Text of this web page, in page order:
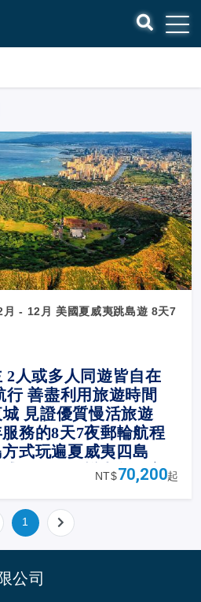
月 - 12月 美國夏威夷跳島遊 8天7
2人或多人同遊皆自在
行 善盡利用旅遊時間
見證優質慢活旅遊
務的8天7夜郵輪航程
式玩遍夏威夷四島
式，吃喝玩樂由您作主
NT$70,200起
1
公司